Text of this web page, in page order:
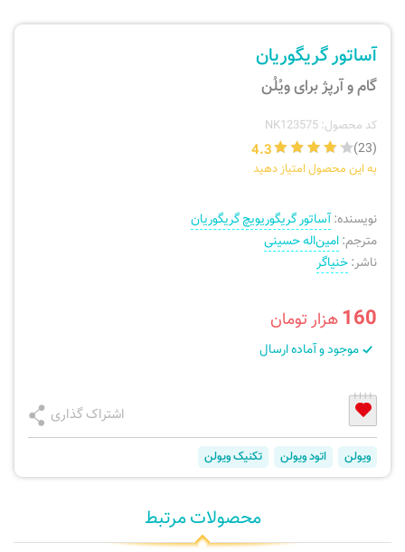
نی، فلوت، سازهای بادی
ارسال سفارش
آساتور گریگوریان
گام و آرپژ برای ویُلُن
کد محصول: NK123575
(23)
4.3
به این محصول امتیاز دهید
نویسنده:آساتور گریگوریویچ گریگوریان
مترجم:امین‌اله حسینی
ناشر:خنیاگر
160هزار تومان
موجود و آماده ارسال
اشتراک گذاری
ویولن اتود ویولن تکنیک ویولن
محصولات مرتبط